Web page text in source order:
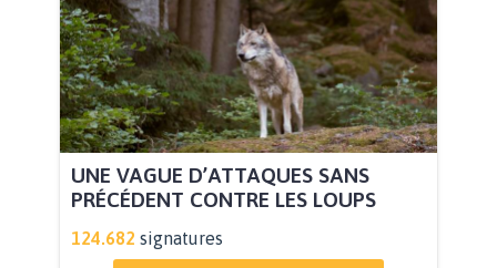
UNE VAGUE D’ATTAQUES SANS
PRÉCÉDENT CONTRE LES LOUPS
124.682 signatures